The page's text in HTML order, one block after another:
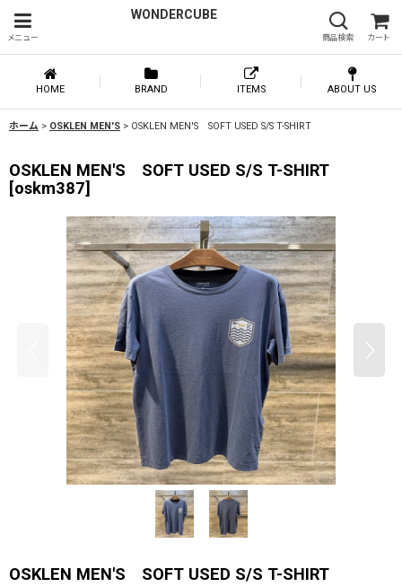
メニュー
WONDERCUBE
商品検索 カート
HOME BRAND ITEMS ABOUT US
ホーム > OSKLEN MEN'S > OSKLEN MEN'S SOFT USED S/S T-SHIRT
OSKLEN MEN'S SOFT USED S/S T-SHIRT
[oskm387]
OSKLEN MEN'S SOFT USED S/S T-SHIRT